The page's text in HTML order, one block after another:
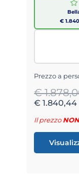
€
Prezzo a
€
€ 1.840,44
Il prezzo